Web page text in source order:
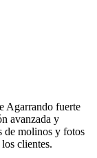
Agarrando fuerte
avanzada y
de molinos y fotos
clientes.